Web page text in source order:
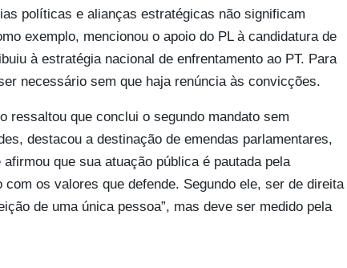
políticas e alianças estratégicas não significam
exemplo, mencionou o apoio do PL à candidatura de
à estratégia nacional de enfrentamento ao PT. Para
necessário sem que haja renúncia às convicções.
ressaltou que conclui o segundo mandato sem
destacou a destinação de emendas parlamentares,
que sua atuação pública é pautada pela
os valores que defende. Segundo ele, ser de direita
de uma única pessoa”, mas deve ser medido pela